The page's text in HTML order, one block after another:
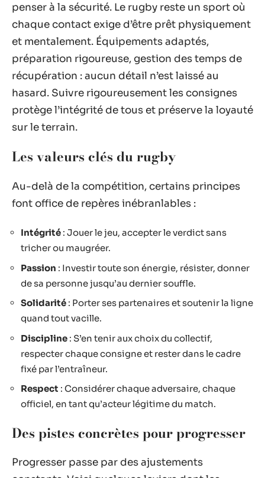
penser à la sécurité. Le rugby reste un sport où
chaque contact exige d’être prêt physiquement
et mentalement. Équipements adaptés,
préparation rigoureuse, gestion des temps de
récupération : aucun détail n’est laissé au
hasard. Suivre rigoureusement les consignes
protège l’intégrité de tous et préserve la loyauté
sur le terrain.
Les valeurs clés du rugby
Au-delà de la compétition, certains principes
font office de repères inébranlables :
Intégrité : Jouer le jeu, accepter le verdict sans
tricher ou maugréer.
Passion : Investir toute son énergie, résister, donner
de sa personne jusqu’au dernier souffle.
Solidarité : Porter ses partenaires et soutenir la ligne
quand tout vacille.
Discipline : S’en tenir aux choix du collectif,
respecter chaque consigne et rester dans le cadre
fixé par l’entraîneur.
Respect : Considérer chaque adversaire, chaque
officiel, en tant qu’acteur légitime du match.
Des pistes concrètes pour progresser
Progresser passe par des ajustements